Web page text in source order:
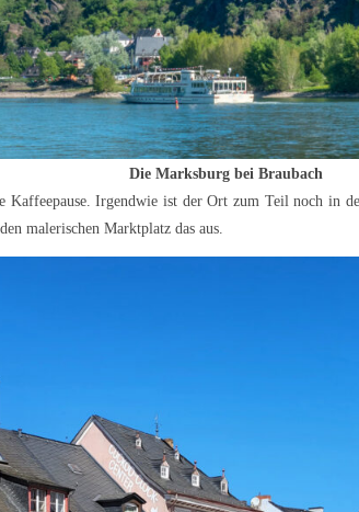
Die Marksburg bei Braubach
Irgendwie ist der Ort zum Teil noch in
malerischen Marktplatz das aus.